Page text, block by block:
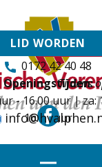
LID WORDEN
0172 42 40 48
Tijdens
Openingstijden:
- 16.00 uur | za:
16.00 uur